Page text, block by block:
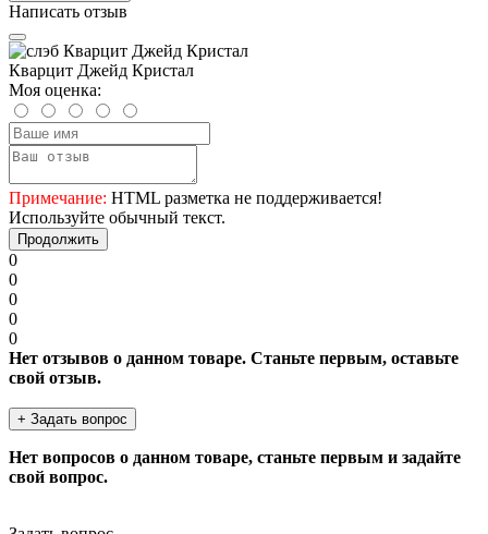
Написать отзыв
Кварцит Джейд Кристал
Моя оценка:
Примечание: HTML разметка не поддерживается!
Используйте обычный текст.
Продолжить
0
0
0
0
0
Нет отзывов о данном товаре. Станьте первым, оставьте
свой отзыв.
+ Задать вопрос
Нет вопросов о данном товаре, станьте первым и задайте
свой вопрос.